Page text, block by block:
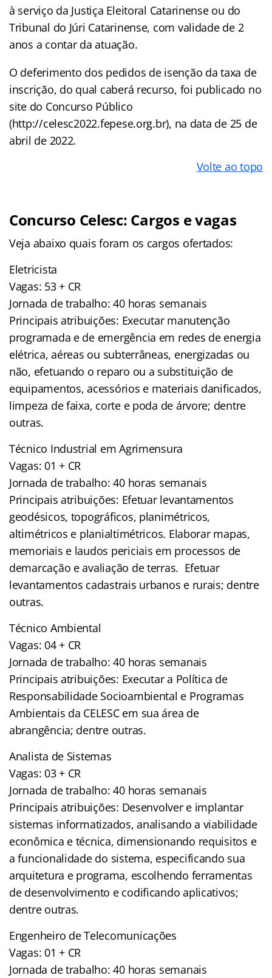
à serviço da Justiça Eleitoral Catarinense ou do
Tribunal do Júri Catarinense, com validade de 2
anos a contar da atuação.
O deferimento dos pedidos de isenção da taxa de
inscrição, do qual caberá recurso, foi publicado no
site do Concurso Público
(http://celesc2022.fepese.org.br), na data de 25 de
abril de 2022.
Volte ao topo
Concurso Celesc: Cargos e vagas
Veja abaixo quais foram os cargos ofertados:
Eletricista
Vagas: 53 + CR
Jornada de trabalho: 40 horas semanais
Principais atribuições: Executar manutenção
programada e de emergência em redes de energia
elétrica, aéreas ou subterrâneas, energizadas ou
não, efetuando o reparo ou a substituição de
equipamentos, acessórios e materiais danificados,
limpeza de faixa, corte e poda de árvore; dentre
outras.
Técnico Industrial em Agrimensura
Vagas: 01 + CR
Jornada de trabalho: 40 horas semanais
Principais atribuições: Efetuar levantamentos
geodésicos, topográficos, planimétricos,
altimétricos e planialtimétricos. Elaborar mapas,
memoriais e laudos periciais em processos de
demarcação e avaliação de terras. Efetuar
levantamentos cadastrais urbanos e rurais; dentre
outras.
Técnico Ambiental
Vagas: 04 + CR
Jornada de trabalho: 40 horas semanais
Principais atribuições: Executar a Política de
Responsabilidade Socioambiental e Programas
Ambientais da CELESC em sua área de
abrangência; dentre outras.
Analista de Sistemas
Vagas: 03 + CR
Jornada de trabalho: 40 horas semanais
Principais atribuições: Desenvolver e implantar
sistemas informatizados, analisando a viabilidade
econômica e técnica, dimensionando requisitos e
a funcionalidade do sistema, especificando sua
arquitetura e programa, escolhendo ferramentas
de desenvolvimento e codificando aplicativos;
dentre outras.
Engenheiro de Telecomunicações
Vagas: 01 + CR
Jornada de trabalho: 40 horas semanais